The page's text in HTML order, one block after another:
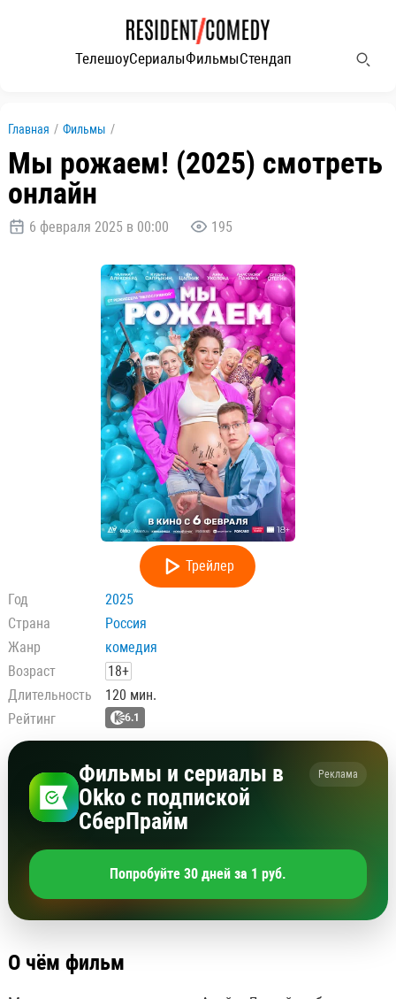
ТелешоуСериалыФильмыСтендап
Главная / Фильмы /
Мы рожаем! (2025) смотреть
онлайн
6 февраля 2025 в 00:00 195
Трейлер
Год
2025
Страна
Россия
Жанр
комедия
Возраст
18+
Длительность
120 мин.
Рейтинг
6.1
Фильмы и сериалы в
Okko с подпиской
СберПрайм
Реклама
Попробуйте 30 дней за 1 руб.
О чём фильм